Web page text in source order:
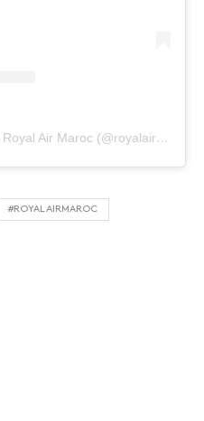
Une publication partagée par Royal Air Maroc (@royalairmaroc)
#ROYALAIRMAROC